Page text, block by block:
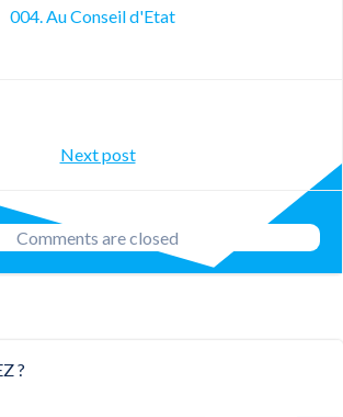
004. Au Conseil d'Etat
Post
navigation
Next post
Comments are closed
?